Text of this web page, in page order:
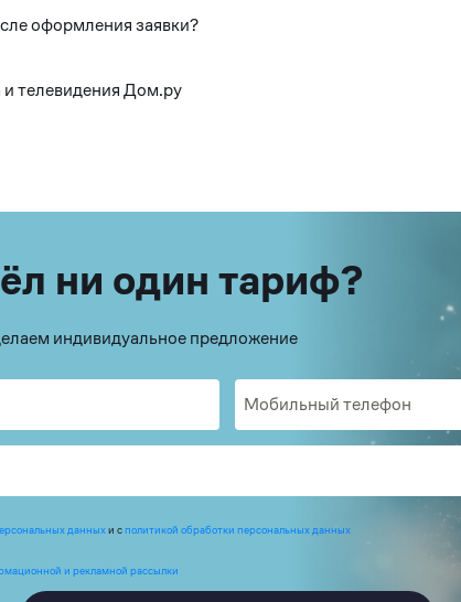
оформления заявки?
телевидения Дом.ру
ни один тариф?
индивидуальное предложение
данныхи сполитикой обработки персональных данных
и рекламной рассылки